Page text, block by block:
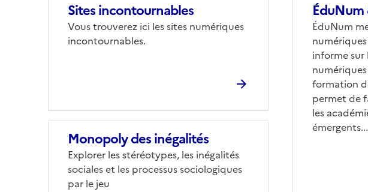
Sites incontournables
Corps
Vous trouverez ici les sites numériques
incontournables.
Monopoly des inégalités
Corps
Explorer les stéréotypes, les inégalités
sociales et les processus sociologiques
par le jeu
Corps
ÉduNum
informe sur
formation
permet de
les
émergents...